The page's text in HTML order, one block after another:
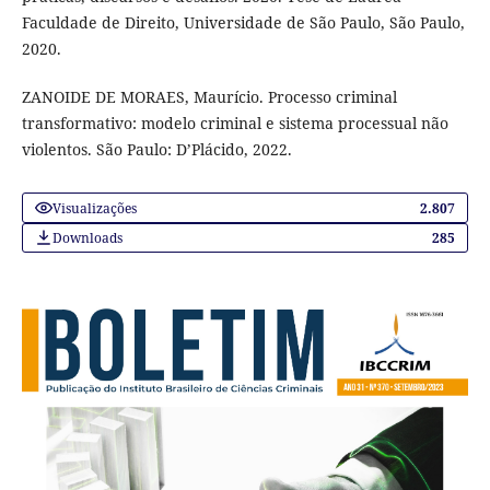
Faculdade de Direito, Universidade de São Paulo, São Paulo,
2020.
ZANOIDE DE MORAES, Maurício. Processo criminal
transformativo: modelo criminal e sistema processual não
violentos. São Paulo: D’Plácido, 2022.
Visualizações
2.807
Downloads
285